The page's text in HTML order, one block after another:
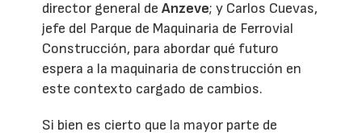
director general deAnzeve; y Carlos Cuevas,
jefe del Parque de Maquinaria de Ferrovial
Construcción, para abordar qué futuro
espera a la maquinaria de construcción en
este contexto cargado de cambios.
Si bien es cierto que la mayor parte de